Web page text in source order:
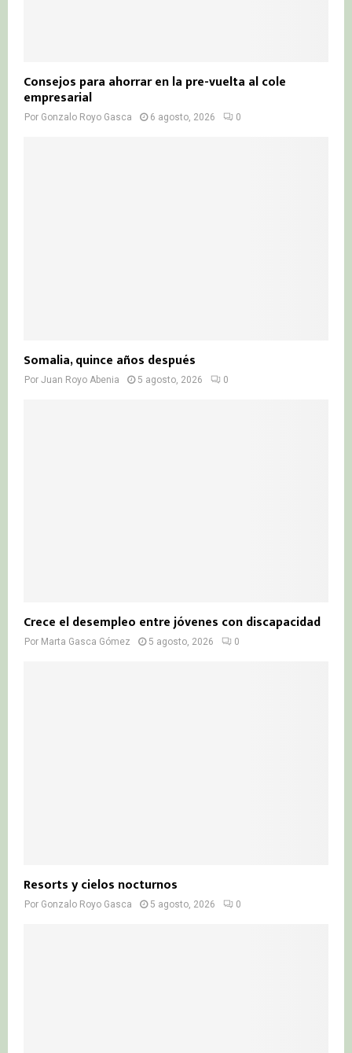
Consejos para ahorrar en la pre-vuelta al cole
empresarial
Por Gonzalo Royo Gasca 6 agosto, 2026 0
Somalia, quince años después
Por Juan Royo Abenia 5 agosto, 2026 0
Crece el desempleo entre jóvenes con discapacidad
Por Marta Gasca Gómez 5 agosto, 2026 0
Resorts y cielos nocturnos
Por Gonzalo Royo Gasca 5 agosto, 2026 0